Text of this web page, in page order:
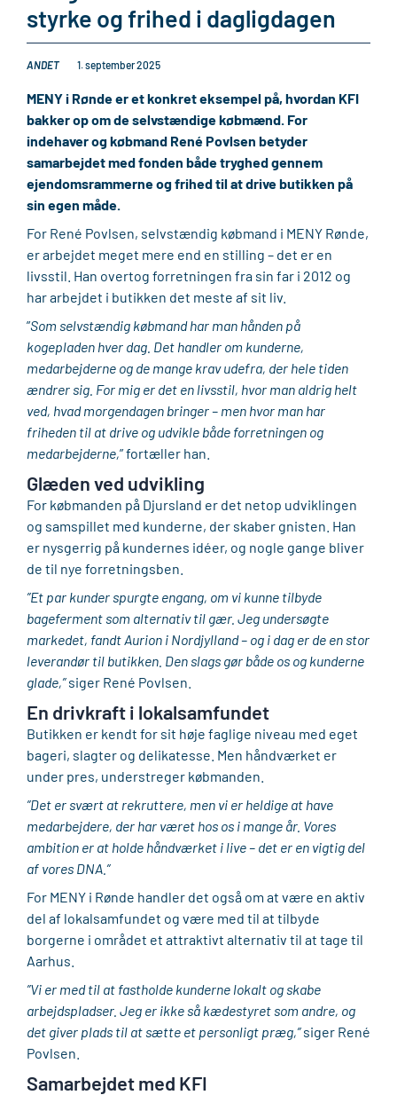
styrke og frihed i dagligdagen
ANDET 1. september 2025
MENY i Rønde er et konkret eksempel på, hvordan KFI
bakker op om de selvstændige købmænd. For
indehaver og købmand René Povlsen betyder
samarbejdet med fonden både tryghed gennem
ejendomsrammerne og frihed til at drive butikken på
sin egen måde.
For René Povlsen, selvstændig købmand i MENY Rønde,
er arbejdet meget mere end en stilling – det er en
livsstil. Han overtog forretningen fra sin far i 2012 og
har arbejdet i butikken det meste af sit liv.
”Som selvstændig købmand har man hånden på
kogepladen hver dag. Det handler om kunderne,
medarbejderne og de mange krav udefra, der hele tiden
ændrer sig. For mig er det en livsstil, hvor man aldrig helt
ved, hvad morgendagen bringer – men hvor man har
friheden til at drive og udvikle både forretningen og
medarbejderne,” fortæller han.
Glæden ved udvikling
For købmanden på Djursland er det netop udviklingen
og samspillet med kunderne, der skaber gnisten. Han
er nysgerrig på kundernes idéer, og nogle gange bliver
de til nye forretningsben.
”Et par kunder spurgte engang, om vi kunne tilbyde
bageferment som alternativ til gær. Jeg undersøgte
markedet, fandt Aurion i Nordjylland – og i dag er de en stor
leverandør til butikken. Den slags gør både os og kunderne
glade,”siger René Povlsen.
En drivkraft i lokalsamfundet
Butikken er kendt for sit høje faglige niveau med eget
bageri, slagter og delikatesse. Men håndværket er
under pres, understreger købmanden.
”Det er svært at rekruttere, men vi er heldige at have
medarbejdere, der har været hos os i mange år. Vores
ambition er at holde håndværket i live – det er en vigtig del
af vores DNA.”
For MENY i Rønde handler det også om at være en aktiv
del af lokalsamfundet og være med til at tilbyde
borgerne i området et attraktivt alternativ til at tage til
Aarhus.
”Vi er med til at fastholde kunderne lokalt og skabe
arbejdspladser. Jeg er ikke så kædestyret som andre, og
det giver plads til at sætte et personligt præg,”siger René
Povlsen.
Samarbejdet med KFI